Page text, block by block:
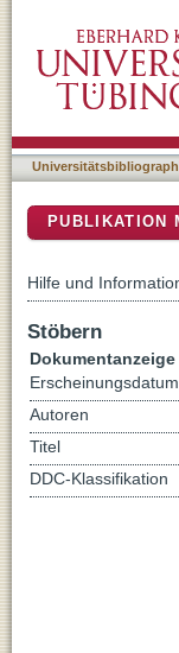
PUBLIKATION
Hilfe und
Stöbern
Dokumentanzeige
Erscheinungsdatum
Autoren
Titel
DDC-Klassifikation